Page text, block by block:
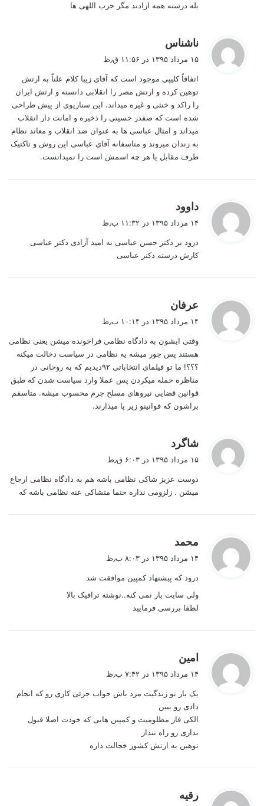
بله درسته همه ازادند مگر حزب اللهی ها
ناشناس
:
۱۵ مرداد ۱۳۹۵ در ۱۱:۵۶ ق٫ظ
اتفاقاً کلیپی موجود است که آقای زیبا کلام علناً به ارتش
توهین کرده و ارتش مصر را انقلابی دانسته و ارتش ایران
را راکد و خنثی و غیره میداند، این سناریوی از پیش طراحی
شده است که صفدر حسینی را ذخیره و امانت دار انقلاب
میداند و امثال عباسی ها به عنوان ضد انقلاب و معاند نظام
به زندان میروند و متاسفانه آقای عباسی این روش و تاکتیک
طرف مقابل یا هر چه اسمش است را نمیدانست.
داوود
:
۱۴ مرداد ۱۳۹۵ در ۱۱:۳۲ ب٫ظ
درود بر دکتر حسن عباسی به امید آزادی دکتر عباسی
کارش درسته دکتر عباسی
عرفان
:
۱۴ مرداد ۱۳۹۵ در ۱۰:۱۴ ب٫ظ
وقتی ایشون به دادگاه نظامی فراخونده میشن یعنی نظامی
هستند پس جور میشه یه نظامی در سیاست دخالت میکنه
؟؟؟! ما تو فیلمای انتخاباتی ۹۲دیدیم که به روحانی در
مناظره حمله میکردن پس عملا وارد سیاست شدن که طبق
قوانین قضایی نیروهای مسلح جرم محسوب میشه. متاسفم
براشون که قوانینو زیر پا میذارند.
شاگرد
:
۱۵ مرداد ۱۳۹۵ در ۶:۰۳ ق٫ظ
دوست عزیز شاکی نظامی باشه هم به دادگاه نظامی ارجاع
میشن . زلزومی نداره حتما متشاکی عنه نظامی باشه که
محمد
۱۴ مرداد ۱۳۹۵ در ۸:۰۳ ب٫ظ
درود که پیشنهاد کمپین موافقت شد
ولی سایت باز نمی کنه..نوشته ترافیک بالا
لطفا بررسی فرمایید
امین
:
۱۴ مرداد ۱۳۹۵ در ۷:۴۲ ب٫ظ
یک بار تو زندگیت مرد باش جواب جزئی کاری رو که انجام
دادی رو ببین
الکی فاز مظلومیت و کمپین هایی که خودت اصلا قبول
نداری رو راه ننداز
توهین به ارتش کشور خجالت داره
رقیه